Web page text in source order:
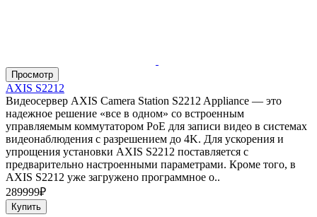
Просмотр
AXIS S2212
Видеосервер AXIS Camera Station S2212 Appliance — это
надежное решение «все в одном» со встроенным
управляемым коммутатором PoE для записи видео в системах
видеонаблюдения с разрешением до 4K. Для ускорения и
упрощения установки AXIS S2212 поставляется с
предварительно настроенными параметрами. Кроме того, в
AXIS S2212 уже загружено программное о..
289999₽
Купить